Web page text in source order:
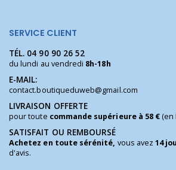
SERVICE CLIENT
TÉL. 04 90 90 26 52
du lundi au vendredi 8h-18h
E-MAIL:
contact.boutiqueduweb@gmail.com
LIVRAISON OFFERTE
pour toute commande supérieure à 58 €(en
SATISFAIT OU REMBOURSÉ
Achetez en toute sérénité, vous avez14
d'avis.